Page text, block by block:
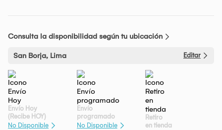
Consulta la disponibilidad según tu ubicación
San Borja, Lima Editar
Envío Hoy
(Recibe HOY)
No Disponible
Envío
programado
No Disponible
Retiro
en tienda